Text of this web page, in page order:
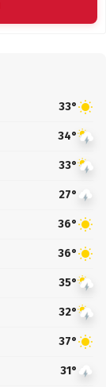
33°
34°
33°
27°
36°
36°
35°
32°
37°
31°